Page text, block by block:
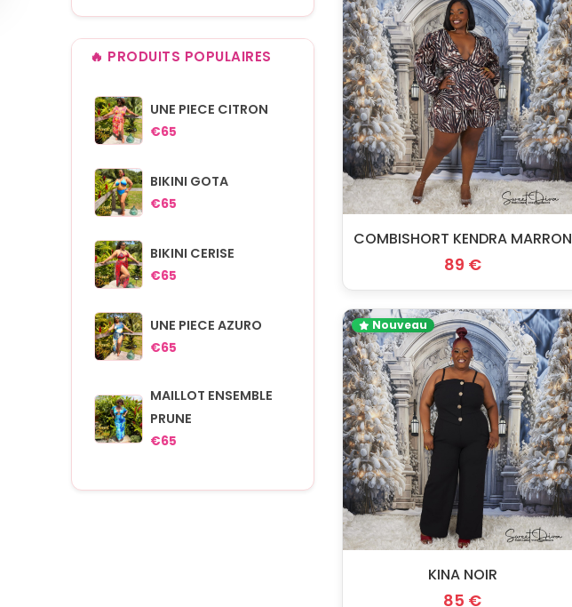
🔥 PRODUITS POPULAIRES
UNE PIECE CITRON
€65
BIKINI GOTA
€65
BIKINI CERISE
€65
UNE PIECE AZURO
€65
MAILLOT ENSEMBLE
PRUNE
€65
COMBISHORT KENDRA MARRON
89 €
Nouveau
KINA NOIR
85 €